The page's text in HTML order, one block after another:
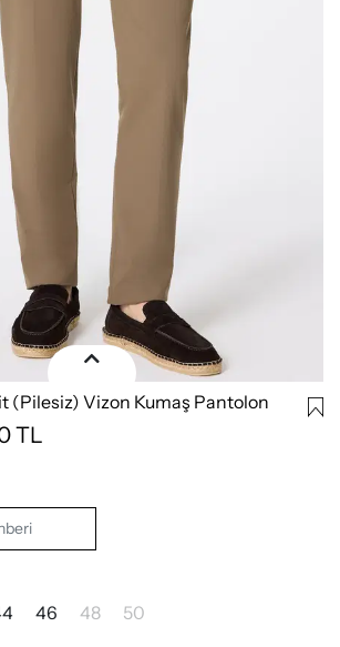
(Pilesiz) Vizon Kumaş Pantolon
TL
46 48 50